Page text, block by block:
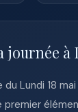
journée à
Lundi 18
premier